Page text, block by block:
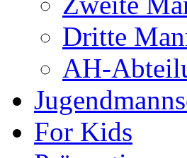
Dritte
AH-
For Kids